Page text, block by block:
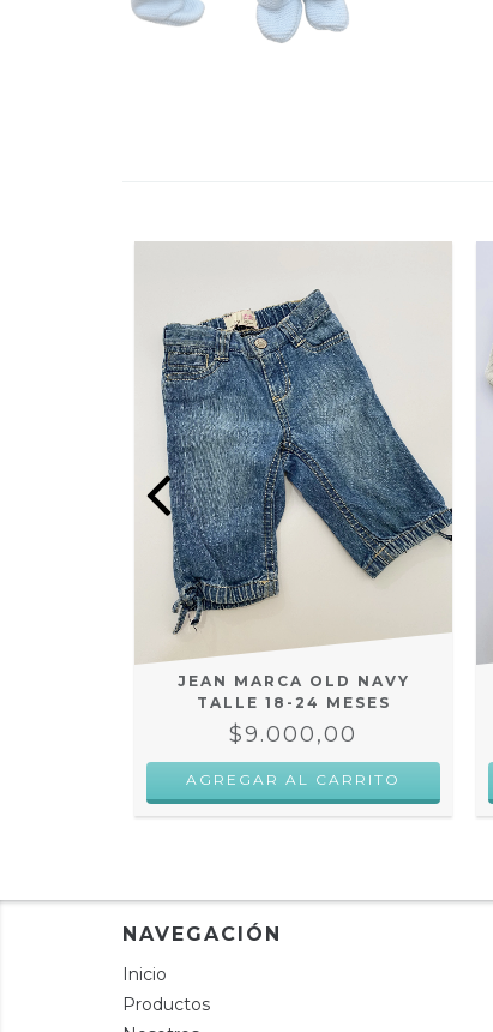
JEAN MARCA OLD NAVY
TALLE 18-24 MESES
$9.000,00
NAVEGACIÓN
Inicio
Productos